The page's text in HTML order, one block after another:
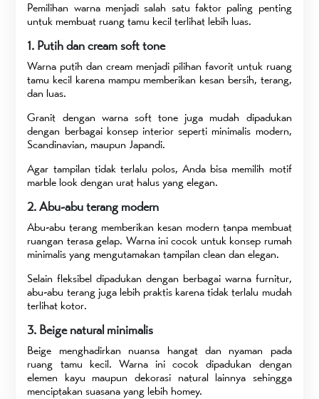
Pemilihan warna menjadi salah satu faktor paling penting
untuk membuat ruang tamu kecil terlihat lebih luas.
1. Putih dan cream soft tone
Warna putih dan cream menjadi pilihan favorit untuk ruang
tamu kecil karena mampu memberikan kesan bersih, terang,
dan luas.
Granit dengan warna soft tone juga mudah dipadukan
dengan berbagai konsep interior seperti minimalis modern,
Scandinavian, maupun Japandi.
Agar tampilan tidak terlalu polos, Anda bisa memilih motif
marble look dengan urat halus yang elegan.
2. Abu-abu terang modern
Abu-abu terang memberikan kesan modern tanpa membuat
ruangan terasa gelap. Warna ini cocok untuk konsep rumah
minimalis yang mengutamakan tampilan clean dan elegan.
Selain fleksibel dipadukan dengan berbagai warna furnitur,
abu-abu terang juga lebih praktis karena tidak terlalu mudah
terlihat kotor.
3. Beige natural minimalis
Beige menghadirkan nuansa hangat dan nyaman pada
ruang tamu kecil. Warna ini cocok dipadukan dengan
elemen kayu maupun dekorasi natural lainnya sehingga
menciptakan suasana yang lebih homey.